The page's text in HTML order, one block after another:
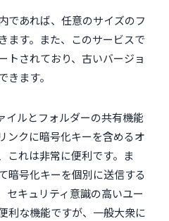
であれば、任意のサイズのフ
ます。また、このサービスで
トされており、古いバージョ
きます。
イルとフォルダーの共有機能
ンクに暗号化キーを含めるオ
これは非常に便利です。ま
暗号化キーを個別に送信する
セキュリティ意識の高いユー
利な機能ですが、一般大衆に